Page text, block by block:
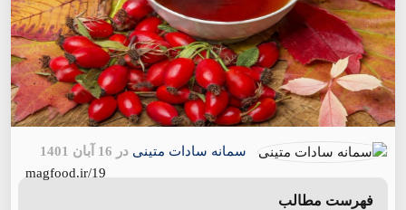
سمانه سادات متینی در 16 آبان 1401
magfood.ir/19
فهرست مطالب